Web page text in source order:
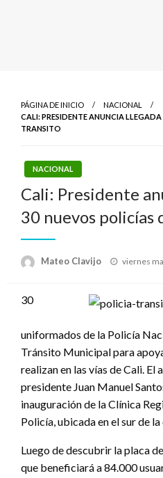
PÁGINA DE INICIO
NACIONAL
CALI: PRESIDENTE ANUNCIA
TRANSITO
NACIONAL
Cali: Presidente
30 nuevos policías
Mateo Clavijo
Publicado
viernes
30
uniformados de la Policía
Tránsito Municipal para
realizan en las vías de Cali. El
presidente Juan Manuel
inauguración de la Clínica
Policía, ubicada en el sur de
Luego de descubrir la placa
que beneficiará a 84.000